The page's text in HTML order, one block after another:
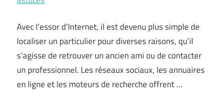
Avec l’essor d’Internet, il est devenu plus simple de
localiser un particulier pour diverses raisons, qu’il
s’agisse de retrouver un ancien ami ou de contacter
un professionnel. Les réseaux sociaux, les annuaires
en ligne et les moteurs de recherche offrent …